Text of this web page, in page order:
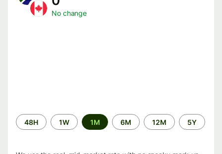
No change
Time
period
48H 1W 1M 6M 12M 5Y